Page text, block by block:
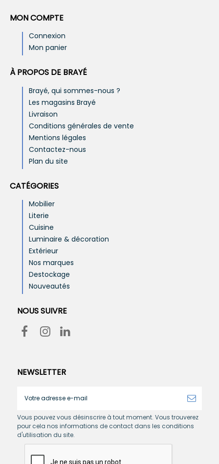
MON COMPTE
Connexion
Mon panier
À PROPOS DE BRAYÉ
Brayé, qui sommes-nous ?
Les magasins Brayé
Livraison
Conditions générales de vente
Mentions légales
Contactez-nous
Plan du site
CATÉGORIES
Mobilier
Literie
Cuisine
Luminaire & décoration
Extérieur
Nos marques
Destockage
Nouveautés
NOUS SUIVRE
NEWSLETTER
Vous pouvez vous désinscrire à tout moment. Vous trouverez
pour cela nos informations de contact dans les conditions
d'utilisation du site.